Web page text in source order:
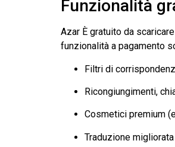
Funzionalità
Azar È gratuito da
funzionalità a pagamento
Filtri di
Ricongiungimenti,
Cosmetici premium
Traduzione